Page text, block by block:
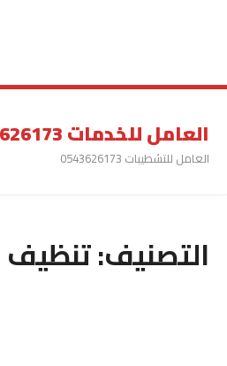
العامل للخدمات 0543626173
العامل للتشطيبات 0543626173
التصنيف:تنظيف